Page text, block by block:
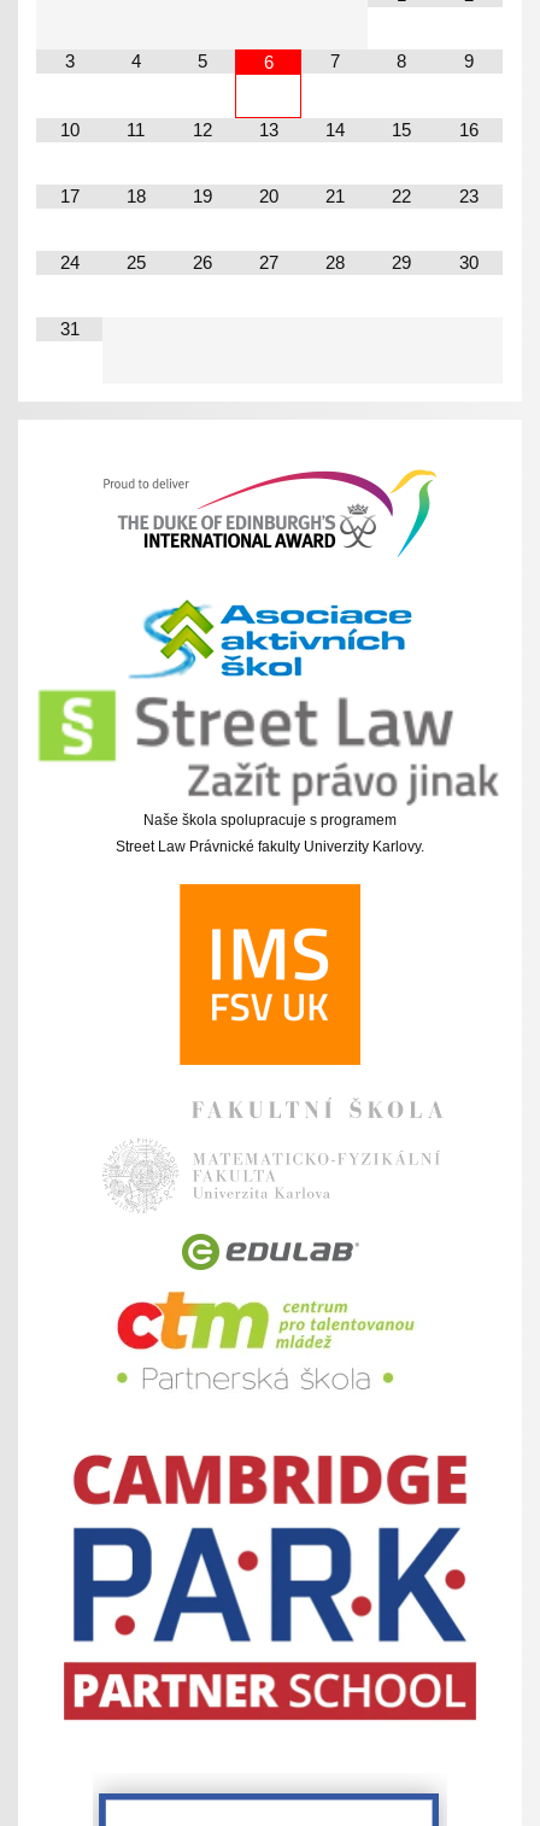
3 4 5 6 7 8 9
10 11 12 13 14 15 16
17 18 19 20 21 22 23
24 25 26 27 28 29 30
31
Naše škola spolupracuje s programem
Street Law Právnické fakulty Univerzity Karlovy.